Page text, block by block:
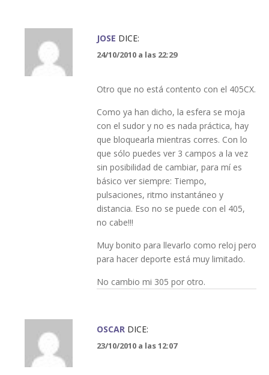
JOSE DICE:
24/10/2010 a las 22:29
Otro que no está contento con el 405CX.
Como ya han dicho, la esfera se moja
con el sudor y no es nada práctica, hay
que bloquearla mientras corres. Con lo
que sólo puedes ver 3 campos a la vez
sin posibilidad de cambiar, para mí es
básico ver siempre: Tiempo,
pulsaciones, ritmo instantáneo y
distancia. Eso no se puede con el 405,
no cabe!!!
Muy bonito para llevarlo como reloj pero
para hacer deporte está muy limitado.
No cambio mi 305 por otro.
OSCAR DICE:
23/10/2010 a las 12:07